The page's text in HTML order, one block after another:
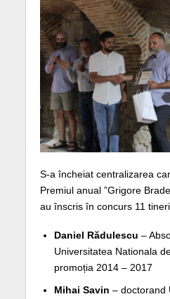
S-a încheiat centralizarea
Premiul anual ”Grigore
au înscris în concurs 11
Daniel Rădulescu –
Universitatea Nationala
promoția 2014 – 2017
Mihai Savin – doctorand